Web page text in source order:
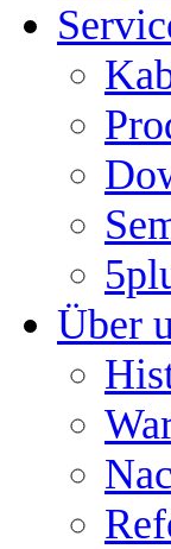
Über